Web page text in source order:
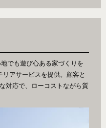
でも遊び心ある家づくりを
アサービスを提供。顧客と
対応で、ローコストながら質